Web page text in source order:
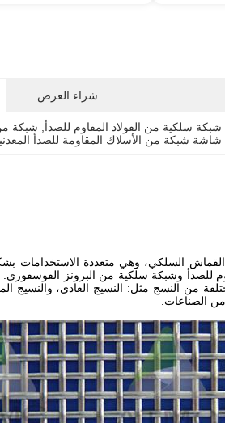
شراء العرض
شبكة سلكية من الفولاذ المقاوم للصدأ شبكة
شاشة شبكة من الأسلاك المقاومة للصدأ
السلكي، وهي متعددة الاستخدامات
للصدأ وشبكة سلكية من البرونز
من النسج مثل: النسيج العادي، والنسيج
الصناعات.